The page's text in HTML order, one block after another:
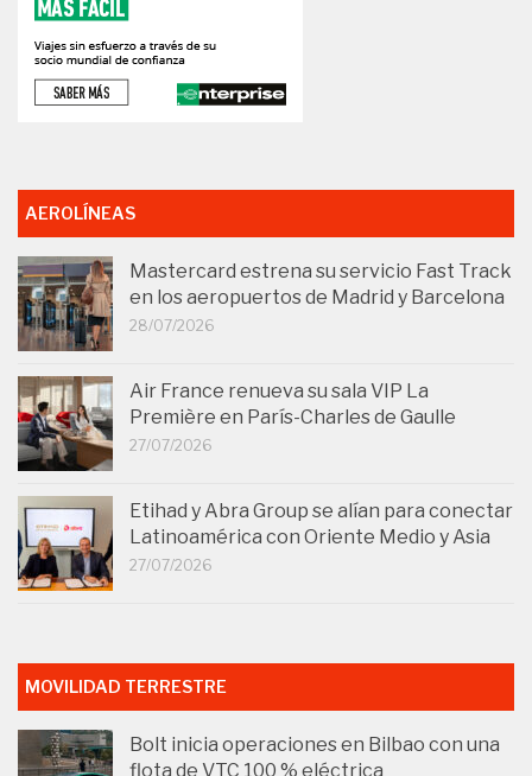
AEROLÍNEAS
Mastercard estrena su servicio Fast Track
en los aeropuertos de Madrid y Barcelona
28/07/2026
Air France renueva su sala VIP La
Première en París-Charles de Gaulle
27/07/2026
Etihad y Abra Group se alían para conectar
Latinoamérica con Oriente Medio y Asia
27/07/2026
MOVILIDAD TERRESTRE
Bolt inicia operaciones en Bilbao con una
flota de VTC 100 % eléctrica